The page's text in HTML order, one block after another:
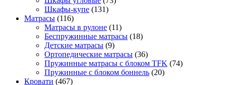
Шкафы-купе (131)
Матрасы (116)
Матрасы в рулоне (11)
Беспружинные матрасы (18)
Детские матрасы (9)
Ортопедические матрасы (36)
Пружинные матрасы с блоком TFK (74)
Пружинные с блоком боннель (20)
Кровати (467)